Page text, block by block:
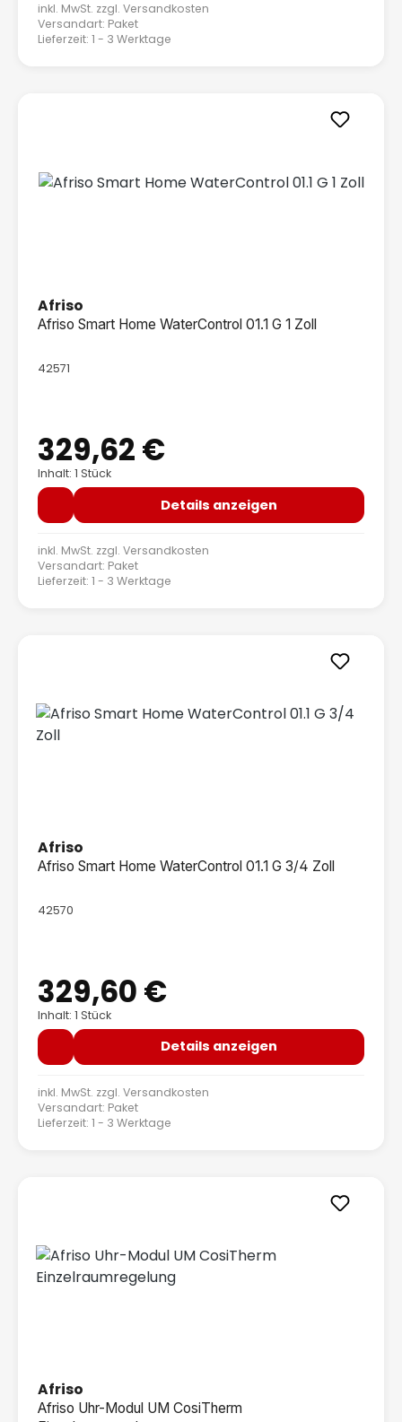
inkl. MwSt. zzgl. Versandkosten
Versandart: Paket
Lieferzeit: 1 - 3 Werktage
Afriso
Afriso Smart Home WaterControl 01.1 G 1 Zoll
42571
Regulärer Preis:
329,62 €
Inhalt: 1 Stück
Details anzeigen
inkl. MwSt. zzgl. Versandkosten
Versandart: Paket
Lieferzeit: 1 - 3 Werktage
Afriso
Afriso Smart Home WaterControl 01.1 G 3/4 Zoll
42570
Regulärer Preis:
329,60 €
Inhalt: 1 Stück
Details anzeigen
inkl. MwSt. zzgl. Versandkosten
Versandart: Paket
Lieferzeit: 1 - 3 Werktage
Afriso
Afriso Uhr-Modul UM CosiTherm